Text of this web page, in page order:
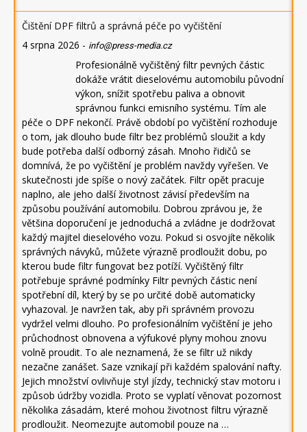
Čištění DPF filtrů a správná péče po vyčištění
4 srpna 2026 - info@press-media.cz
Profesionálně vyčištěný filtr pevných částic
dokáže vrátit dieselovému automobilu původní
výkon, snížit spotřebu paliva a obnovit
správnou funkci emisního systému. Tím ale
péče o DPF nekončí. Právě období po vyčištění rozhoduje
o tom, jak dlouho bude filtr bez problémů sloužit a kdy
bude potřeba další odborný zásah. Mnoho řidičů se
domnívá, že po vyčištění je problém navždy vyřešen. Ve
skutečnosti jde spíše o nový začátek. Filtr opět pracuje
naplno, ale jeho další životnost závisí především na
způsobu používání automobilu. Dobrou zprávou je, že
většina doporučení je jednoduchá a zvládne je dodržovat
každý majitel dieselového vozu. Pokud si osvojíte několik
správných návyků, můžete výrazně prodloužit dobu, po
kterou bude filtr fungovat bez potíží. Vyčištěný filtr
potřebuje správné podmínky Filtr pevných částic není
spotřební díl, který by se po určité době automaticky
vyhazoval. Je navržen tak, aby při správném provozu
vydržel velmi dlouho. Po profesionálním vyčištění je jeho
průchodnost obnovena a výfukové plyny mohou znovu
volně proudit. To ale neznamená, že se filtr už nikdy
nezačne zanášet. Saze vznikají při každém spalování nafty.
Jejich množství ovlivňuje styl jízdy, technický stav motoru i
způsob údržby vozidla. Proto se vyplatí věnovat pozornost
několika zásadám, které mohou životnost filtru výrazně
prodloužit. Neomezujte automobil pouze na …